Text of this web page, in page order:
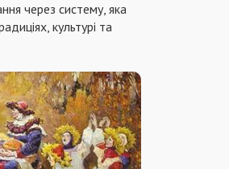
через систему, яка
культурі та